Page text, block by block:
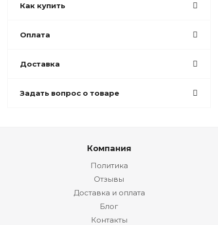
Как купить
Оплата
Доставка
Задать вопрос о товаре
Компания
Политика
Отзывы
Доставка и оплата
Блог
Контакты